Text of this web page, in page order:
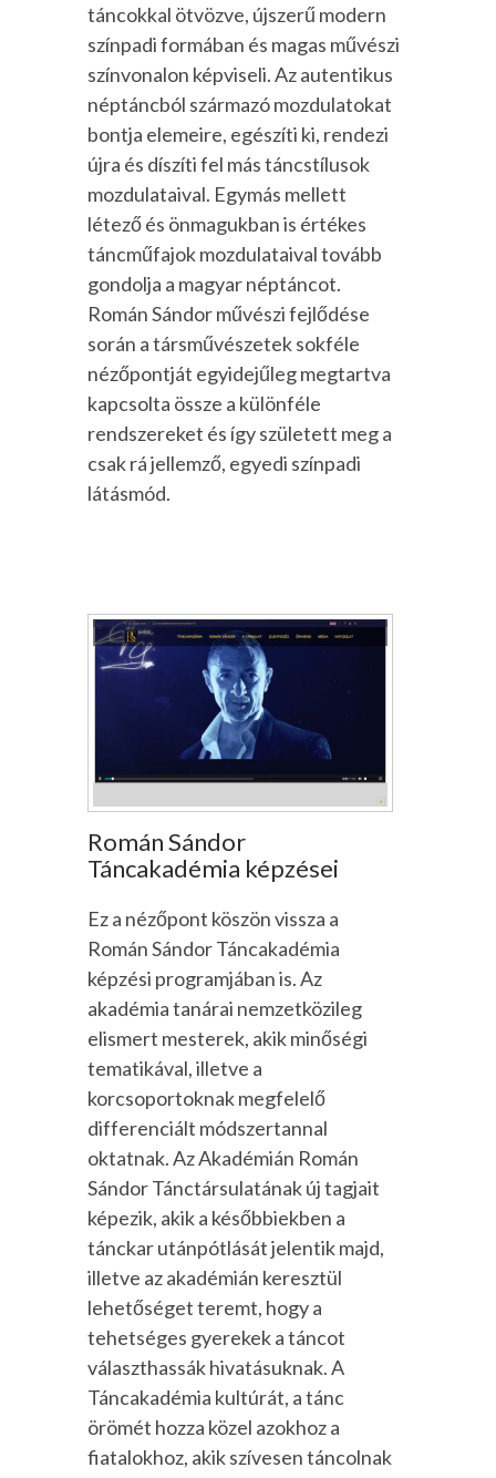
táncokkal ötvözve, újszerű modern
színpadi formában és magas művészi
színvonalon képviseli. Az autentikus
néptáncból származó mozdulatokat
bontja elemeire, egészíti ki, rendezi
újra és díszíti fel más táncstílusok
mozdulataival. Egymás mellett
létező és önmagukban is értékes
táncműfajok mozdulataival tovább
gondolja a magyar néptáncot.
Román Sándor művészi fejlődése
során a társművészetek sokféle
nézőpontját egyidejűleg megtartva
kapcsolta össze a különféle
rendszereket és így született meg a
csak rá jellemző, egyedi színpadi
látásmód.
Román Sándor
Táncakadémia képzései
Ez a nézőpont köszön vissza a
Román Sándor Táncakadémia
képzési programjában is. Az
akadémia tanárai nemzetközileg
elismert mesterek, akik minőségi
tematikával, illetve a
korcsoportoknak megfelelő
differenciált módszertannal
oktatnak. Az Akadémián Román
Sándor Tánctársulatának új tagjait
képezik, akik a későbbiekben a
tánckar utánpótlását jelentik majd,
illetve az akadémián keresztül
lehetőséget teremt, hogy a
tehetséges gyerekek a táncot
választhassák hivatásuknak. A
Táncakadémia kultúrát, a tánc
örömét hozza közel azokhoz a
fiatalokhoz, akik szívesen táncolnak